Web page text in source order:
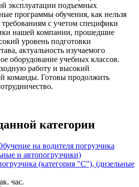
эксплуатации подъемных
программы обучения, как нельзя
с учетом специфики
нашей компании, прошедшие
уровень подготовки
актуальность изучаемого
оборудование учебных классов.
работу и высокий
команды. Готовы продолжить
категории
(категория "C"), (дизельные
час.